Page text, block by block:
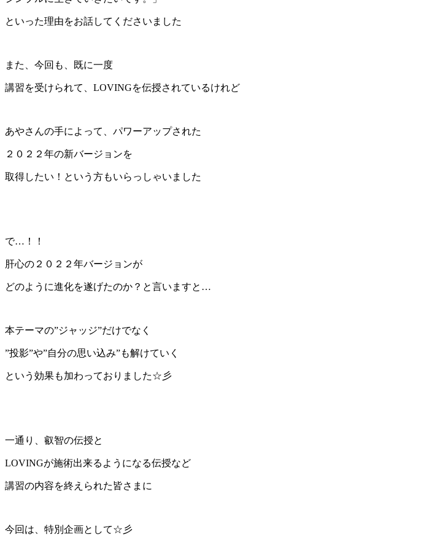
といった理由をお話してくださいました
また、今回も、既に一度
講習を受けられて、LOVINGを伝授されているけれど
あやさんの手によって、パワーアップされた
２０２２年の新バージョンを
取得したい！という方もいらっしゃいました
で…！！
肝心の２０２２年バージョンが
どのように進化を遂げたのか？と言いますと…
本テーマの”ジャッジ”だけでなく
”投影”や”自分の思い込み”も解けていく
という効果も加わっておりました☆彡
一通り、叡智の伝授と
LOVINGが施術出来るようになる伝授など
講習の内容を終えられた皆さまに
今回は、特別企画として☆彡